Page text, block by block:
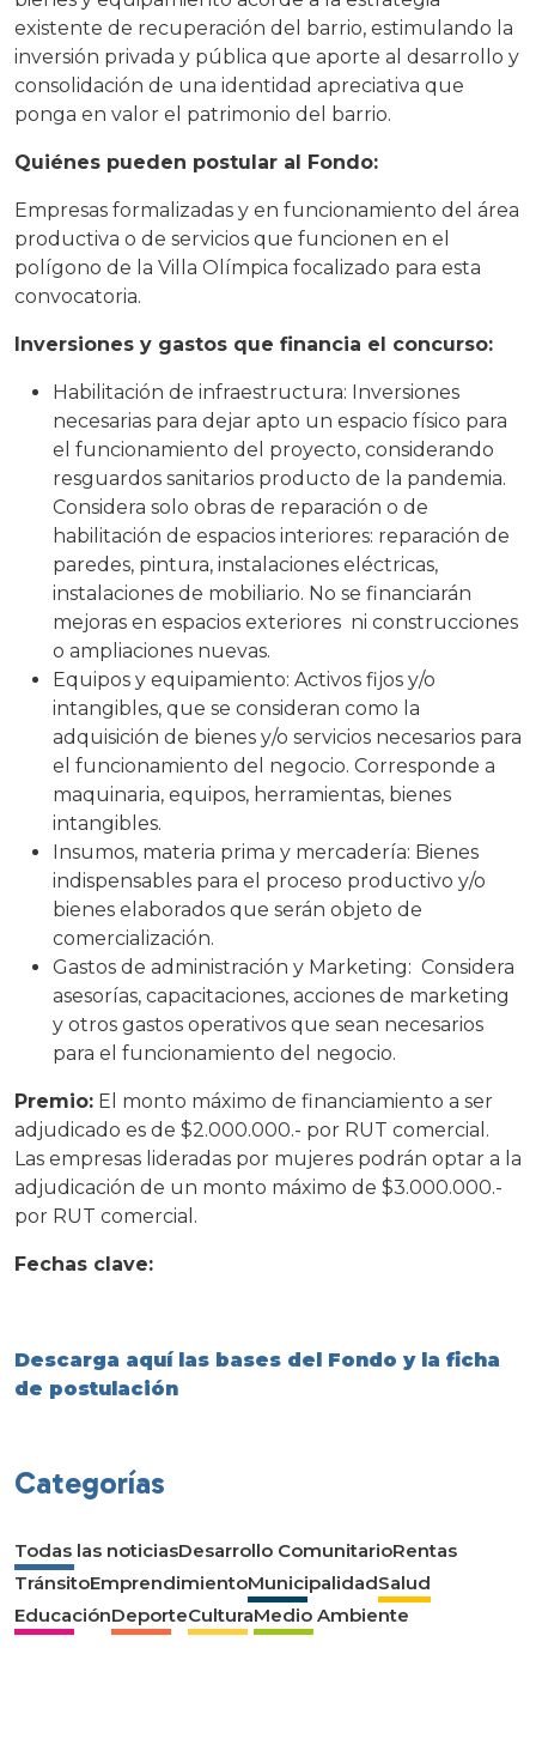
existente de recuperación del barrio, estimulando la
inversión privada y pública que aporte al desarrollo y
consolidación de una identidad apreciativa que
ponga en valor el patrimonio del barrio.
Quiénes pueden postular al Fondo:
Empresas formalizadas y en funcionamiento del área
productiva o de servicios que funcionen en el
polígono de la Villa Olímpica focalizado para esta
convocatoria.
Inversiones y gastos que financia el concurso:
Habilitación de infraestructura: Inversiones
necesarias para dejar apto un espacio físico para
el funcionamiento del proyecto, considerando
resguardos sanitarios producto de la pandemia.
Considera solo obras de reparación o de
habilitación de espacios interiores: reparación de
paredes, pintura, instalaciones eléctricas,
instalaciones de mobiliario. No se financiarán
mejoras en espacios exteriores ni construcciones
o ampliaciones nuevas.
Equipos y equipamiento: Activos fijos y/o
intangibles, que se consideran como la
adquisición de bienes y/o servicios necesarios para
el funcionamiento del negocio. Corresponde a
maquinaria, equipos, herramientas, bienes
intangibles.
Insumos, materia prima y mercadería: Bienes
indispensables para el proceso productivo y/o
bienes elaborados que serán objeto de
comercialización.
Gastos de administración y Marketing: Considera
asesorías, capacitaciones, acciones de marketing
y otros gastos operativos que sean necesarios
para el funcionamiento del negocio.
Premio: El monto máximo de financiamiento a ser
adjudicado es de $2.000.000.- por RUT comercial.
Las empresas lideradas por mujeres podrán optar a la
adjudicación de un monto máximo de $3.000.000.-
por RUT comercial.
Fechas clave:
Descarga aquí las bases del Fondo y la ficha
de postulación
Categorías
Todas las noticiasDesarrollo ComunitarioRentas
TránsitoEmprendimientoMunicipalidadSalud
EducaciónDeporteCulturaMedio Ambiente